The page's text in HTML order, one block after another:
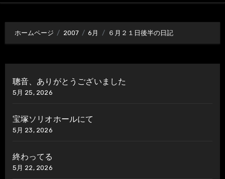
ホームページ 2007 6月 ６月２１日後半の日記
聰音、ありがとうございました
5月 25, 2026
宝塚ソリオホールにて
5月 23, 2026
終わってる
5月 22, 2026